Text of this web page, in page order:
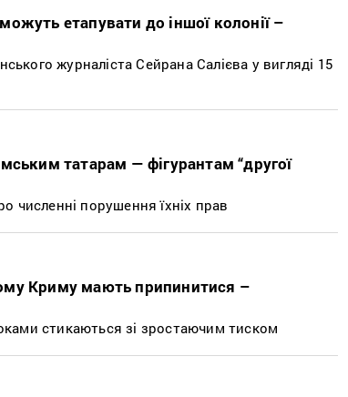
етапувати до іншої колонії –
журналіста Сейрана Салієва у вигляді 15
татарам — фігурантам “другої
численні порушення їхніх прав
Криму мають припинитися –
стикаються зі зростаючим тиском